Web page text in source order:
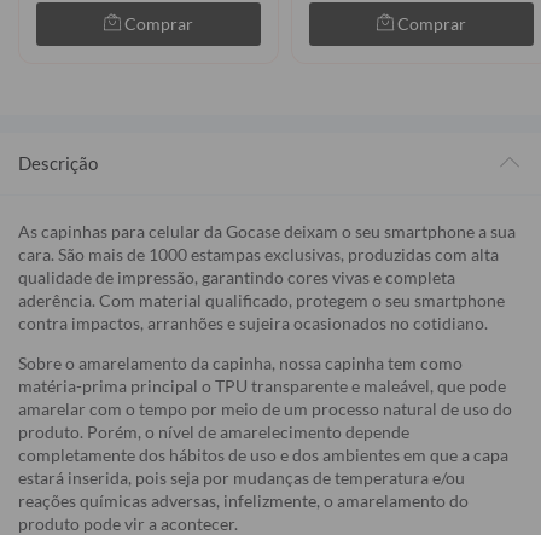
Comprar Comprar
Descrição
As capinhas para celular da Gocase deixam o seu smartphone a sua
cara. São mais de 1000 estampas exclusivas, produzidas com alta
qualidade de impressão, garantindo cores vivas e completa
aderência. Com material qualificado, protegem o seu smartphone
contra impactos, arranhões e sujeira ocasionados no cotidiano.
Sobre o amarelamento da capinha, nossa capinha tem como
matéria-prima principal o TPU transparente e maleável, que pode
amarelar com o tempo por meio de um processo natural de uso do
produto. Porém, o nível de amarelecimento depende
completamente dos hábitos de uso e dos ambientes em que a capa
estará inserida, pois seja por mudanças de temperatura e/ou
reações químicas adversas, infelizmente, o amarelamento do
produto pode vir a acontecer.